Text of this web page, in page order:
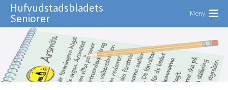
Hufvudstadsbladets
Seniorer Meny